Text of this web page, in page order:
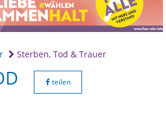
Sterben, Tod & Trauer
teilen